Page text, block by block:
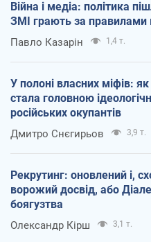
Війна і медіа: політика
ЗМІ грають за правилами
Павло Казарін 1,4 т.
У полоні власних міфів:
стала головною
російських окупантів
Дмитро Снєгирьов 3,9 т.
Рекрутинг: оновлений і,
ворожий досвід, або
боягузтва
Олександр Кірш 3,1 т.